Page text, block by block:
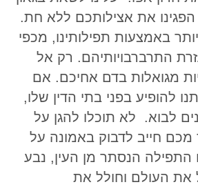
את אצילותכם ללא חת.
באמצעות תפילותינו, מכפי
התרברבויותיהם. רק אל
מגואלות בדם אחיכם. אם
להופיע בפני בתי הדין שלו,
לבוא. לא תוכלו להגן על
חייב לדבוק באמונה על
התפילה הנסתר מן העין, נבע
את העולם וחולל את